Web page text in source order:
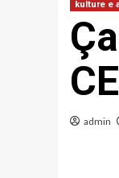
kulture e
admin